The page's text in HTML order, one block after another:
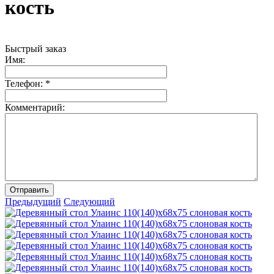
кость
Быстрый заказ
Имя:
Телефон: *
Комментарий:
Отправить
Предыдущий Следующий